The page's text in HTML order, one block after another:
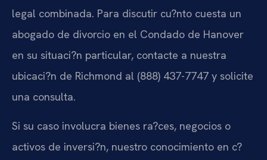
legal combinada. Para discutir cu?nto cuesta un
abogado de divorcio en el Condado de Hanover
en su situaci?n particular, contacte a nuestra
ubicaci?n de Richmond al (888) 437-7747 y solicite
una consulta.
Si su caso involucra bienes ra?ces, negocios o
activos de inversi?n, nuestro conocimiento en c?